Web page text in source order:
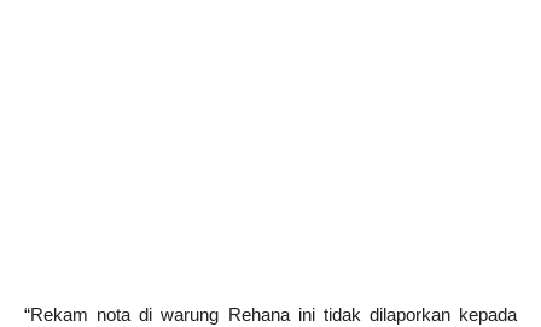
“Rekam nota di warung Rehana ini tidak dilaporkan kepada